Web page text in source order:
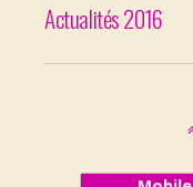
Actualités 2016